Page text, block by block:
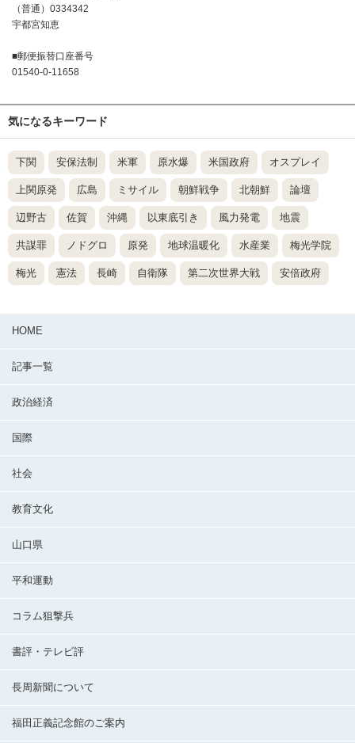
（普通）0334342
宇都宮知恵
■郵便振替口座番号
01540-0-11658
気になるキーワード
下関 安保法制 米軍 原水爆 米国政府 オスプレイ
上関原発 広島 ミサイル 朝鮮戦争 北朝鮮 論壇
辺野古 佐賀 沖縄 以東底引き 風力発電 地震
共謀罪 ノドグロ 原発 地球温暖化 水産業 梅光学院
梅光 憲法 長崎 自衛隊 第二次世界大戦 安倍政府
HOME
記事一覧
政治経済
国際
社会
教育文化
山口県
平和運動
コラム狙撃兵
書評・テレビ評
長周新聞について
福田正義記念館のご案内